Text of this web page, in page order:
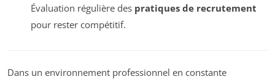
Évaluation régulière des pratiques de recrutement
pour rester compétitif.
Dans un environnement professionnel en constante